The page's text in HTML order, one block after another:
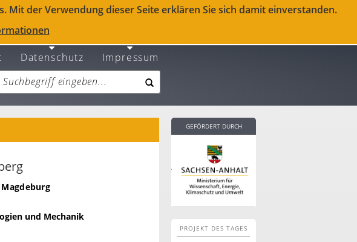
der Verwendung dieser Seite erklären Sie sich damit einverstanden.
Datenschutz Impressum
und Mechanik
GEFÖRDERT DURCH
PROJEKT DES TAGES